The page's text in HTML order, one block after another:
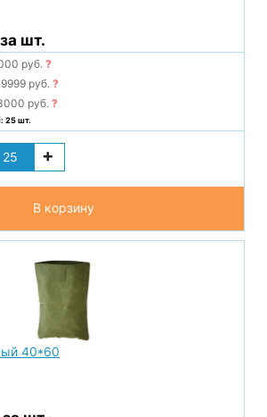
шт.
руб.?
руб.?
руб.?
25 шт.
+
В корзину
40*60